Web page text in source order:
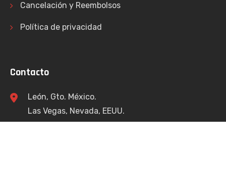
Cancelación y Reembolsos
Política de privacidad
Contacto
León, Gto. México.
Las Vegas, Nevada, EEUU.